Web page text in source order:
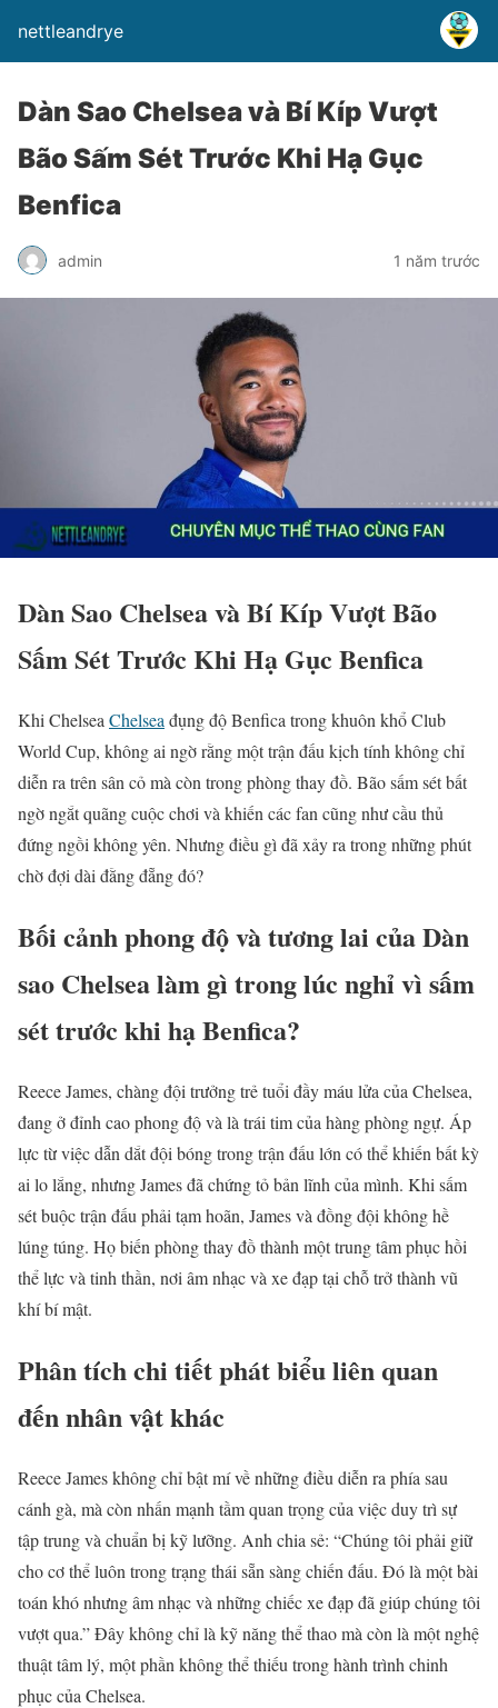
nettleandrye
Dàn Sao Chelsea và Bí Kíp Vượt
Bão Sấm Sét Trước Khi Hạ Gục
Benfica
admin 1 năm trước
Dàn Sao Chelsea và Bí Kíp Vượt Bão
Sấm Sét Trước Khi Hạ Gục Benfica
Khi Chelsea Chelsea đụng độ Benfica trong khuôn khổ Club
World Cup, không ai ngờ rằng một trận đấu kịch tính không chỉ
diễn ra trên sân cỏ mà còn trong phòng thay đồ. Bão sấm sét bất
ngờ ngắt quãng cuộc chơi và khiến các fan cũng như cầu thủ
đứng ngồi không yên. Nhưng điều gì đã xảy ra trong những phút
chờ đợi dài đằng đẵng đó?
Bối cảnh phong độ và tương lai của Dàn
sao Chelsea làm gì trong lúc nghỉ vì sấm
sét trước khi hạ Benfica?
Reece James, chàng đội trưởng trẻ tuổi đầy máu lửa của Chelsea,
đang ở đỉnh cao phong độ và là trái tim của hàng phòng ngự. Áp
lực từ việc dẫn dắt đội bóng trong trận đấu lớn có thể khiến bất kỳ
ai lo lắng, nhưng James đã chứng tỏ bản lĩnh của mình. Khi sấm
sét buộc trận đấu phải tạm hoãn, James và đồng đội không hề
lúng túng. Họ biến phòng thay đồ thành một trung tâm phục hồi
thể lực và tinh thần, nơi âm nhạc và xe đạp tại chỗ trở thành vũ
khí bí mật.
Phân tích chi tiết phát biểu liên quan
đến nhân vật khác
Reece James không chỉ bật mí về những điều diễn ra phía sau
cánh gà, mà còn nhấn mạnh tầm quan trọng của việc duy trì sự
tập trung và chuẩn bị kỹ lưỡng. Anh chia sẻ: “Chúng tôi phải giữ
cho cơ thể luôn trong trạng thái sẵn sàng chiến đấu. Đó là một bài
toán khó nhưng âm nhạc và những chiếc xe đạp đã giúp chúng tôi
vượt qua.” Đây không chỉ là kỹ năng thể thao mà còn là một nghệ
thuật tâm lý, một phần không thể thiếu trong hành trình chinh
phục của Chelsea.